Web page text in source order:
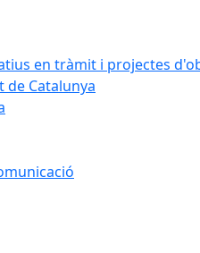
en tràmit i projectes
de Catalunya